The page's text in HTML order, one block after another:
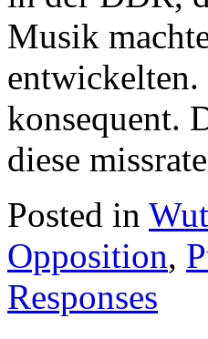
Musik
konsequent.
diese
Posted in
Opposition,
Responses